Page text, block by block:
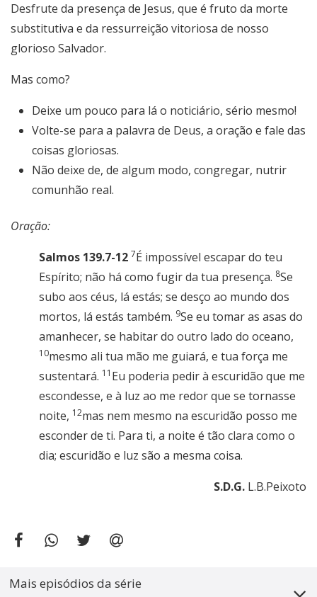
Desfrute da presença de Jesus, que é fruto da morte
substitutiva e da ressurreição vitoriosa de nosso
glorioso Salvador.
Mas como?
Deixe um pouco para lá o noticiário, sério mesmo!
Volte-se para a palavra de Deus, a oração e fale das
coisas gloriosas.
Não deixe de, de algum modo, congregar, nutrir
comunhão real.
Oração:
Salmos 139.7-12 7É impossível escapar do teu
Espírito; não há como fugir da tua presença. 8Se
subo aos céus, lá estás; se desço ao mundo dos
mortos, lá estás também. 9Se eu tomar as asas do
amanhecer, se habitar do outro lado do oceano,
10mesmo ali tua mão me guiará, e tua força me
sustentará. 11 Eu poderia pedir à escuridão que me
escondesse, e à luz ao me redor que se tornasse
noite, 12mas nem mesmo na escuridão posso me
esconder de ti. Para ti, a noite é tão clara como o
dia; escuridão e luz são a mesma coisa.
S.D.G. L.B.Peixoto
Mais episódios da série